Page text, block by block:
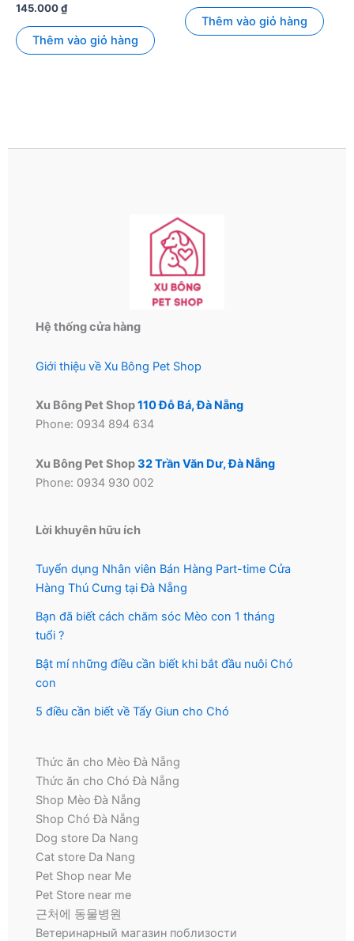
145.000₫
Thêm vào giỏ hàng
Thêm vào giỏ hàng
Hệ thống cửa hàng
Giới thiệu về Xu Bông Pet Shop
Xu Bông Pet Shop110 Đỗ Bá, Đà Nẵng
Phone: 0934 894 634
Xu Bông Pet Shop32 Trần Văn Dư, Đà Nẵng
Phone: 0934 930 002
Lời khuyên hữu ích
Tuyển dụng Nhân viên Bán Hàng Part-time Cửa
Hàng Thú Cưng tại Đà Nẵng
Bạn đã biết cách chăm sóc Mèo con 1 tháng
tuổi ?
Bật mí những điều cần biết khi bắt đầu nuôi Chó
con
5 điều cần biết về Tẩy Giun cho Chó
Thức ăn cho Mèo Đà Nẵng
Thức ăn cho Chó Đà Nẵng
Shop Mèo Đà Nẵng
Shop Chó Đà Nẵng
Dog store Da Nang
Cat store Da Nang
Pet Shop near Me
Pet Store near me
근처에 동물병원
Ветеринарный магазин поблизости